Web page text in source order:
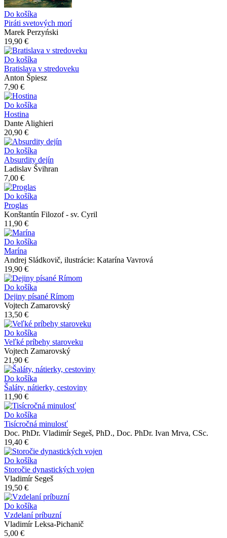
Do košíka
Piráti svetových morí
Marek Perzyński
19,90 €
Do košíka
Bratislava v stredoveku
Anton Špiesz
7,90 €
Do košíka
Hostina
Dante Alighieri
20,90 €
Do košíka
Absurdity dejín
Ladislav Švihran
7,00 €
Do košíka
Proglas
Konštantín Filozof - sv. Cyril
11,90 €
Do košíka
Marína
Andrej Sládkovič, ilustrácie: Katarína Vavrová
19,90 €
Do košíka
Dejiny písané Rímom
Vojtech Zamarovský
13,50 €
Do košíka
Veľké príbehy staroveku
Vojtech Zamarovský
21,90 €
Do košíka
Šaláty, nátierky, cestoviny
11,90 €
Do košíka
Tisícročná minulosť
Doc. PhDr. Vladimír Segeš, PhD., Doc. PhDr. Ivan Mrva, CSc.
19,40 €
Do košíka
Storočie dynastických vojen
Vladimír Segeš
19,50 €
Do košíka
Vzdelaní príbuzní
Vladimír Leksa-Pichanič
5,00 €